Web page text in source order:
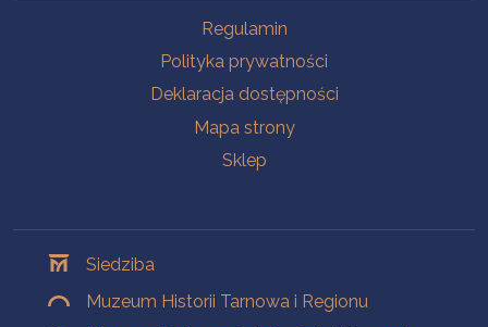
Regulamin
Polityka prywatności
Deklaracja dostępności
Mapa strony
Sklep
Siedziba
Muzeum Historii Tarnowa i Regionu